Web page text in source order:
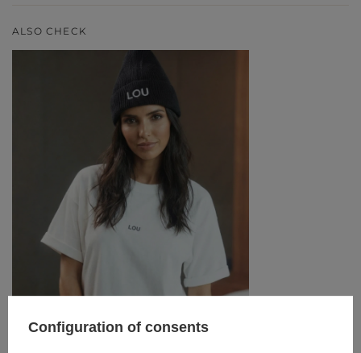
ALSO CHECK
Configuration of consents